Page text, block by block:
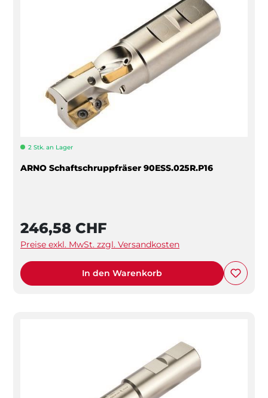
2 Stk. an Lager
ARNO Schaftschruppfräser 90ESS.025R.P16
246,58 CHF
Preise exkl. MwSt. zzgl. Versandkosten
In den Warenkorb